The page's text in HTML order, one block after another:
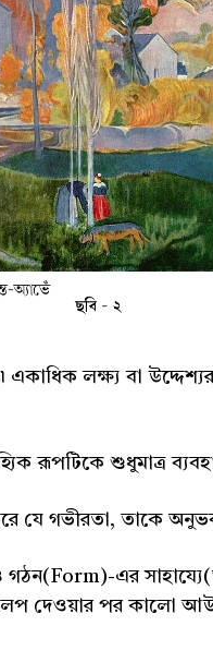
একাধিক লক্ষ্য বা
রূপটিকে শুধুমাত্র
যে গভীরতা, তাকে
এর
দেওয়ার পর কালো